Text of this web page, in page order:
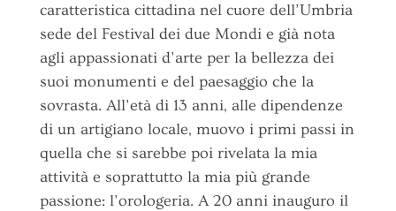
caratteristica cittadina nel cuore dell’Umbria
sede del Festival dei due Mondi e già nota
agli appassionati d’arte per la bellezza dei
suoi monumenti e del paesaggio che la
sovrasta. All’età di 13 anni, alle dipendenze
di un artigiano locale, muovo i primi passi in
quella che si sarebbe poi rivelata la mia
attività e soprattutto la mia più grande
passione: l’orologeria. A 20 anni inauguro il